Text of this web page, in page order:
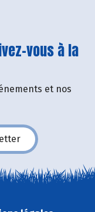
vous à la
et nos